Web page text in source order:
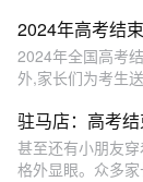
2024年高考结
2024年全国高考
外,家长们为考生
驻马店：高考
甚至还有小朋友
格外显眼。众多